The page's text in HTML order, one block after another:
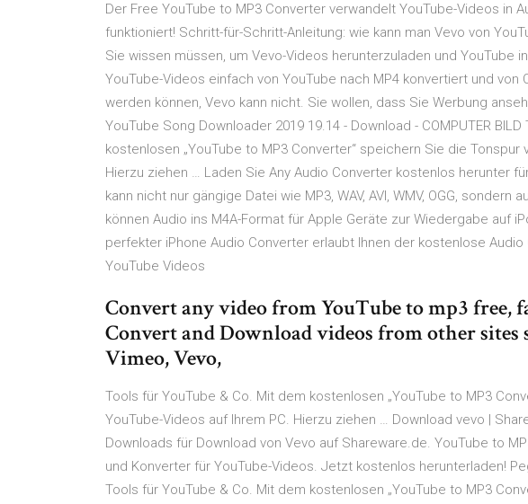
Der Free YouTube to MP3 Converter verwandelt YouTube-Videos in
funktioniert! Schritt-für-Schritt-Anleitung: wie kann man Vevo von
Sie wissen müssen, um Vevo-Videos herunterzuladen und YouTube
YouTube-Videos einfach von YouTube nach MP4 konvertiert und von
werden können, Vevo kann nicht. Sie wollen, dass Sie Werbung
YouTube Song Downloader 2019 19.14 - Download - COMPUTER
kostenlosen „YouTube to MP3 Converter“ speichern Sie die Tonspur
Hierzu ziehen … Laden Sie Any Audio Converter kostenlos herunter
kann nicht nur gängige Datei wie MP3, WAV, AVI, WMV, OGG, sondern
können Audio ins M4A-Format für Apple Geräte zur Wiedergabe auf
perfekter iPhone Audio Converter erlaubt Ihnen der kostenlose Audio
YouTube Videos
Convert any video from YouTube to mp3 free,
Convert and Download videos from other sites
Vimeo, Vevo,
Tools für YouTube & Co. Mit dem kostenlosen „YouTube to MP3
YouTube-Videos auf Ihrem PC. Hierzu ziehen … Download vevo |
Downloads für Download von Vevo auf Shareware.de. YouTube to
und Konverter für YouTube-Videos. Jetzt kostenlos herunterladen!
Tools für YouTube & Co. Mit dem kostenlosen „YouTube to MP3